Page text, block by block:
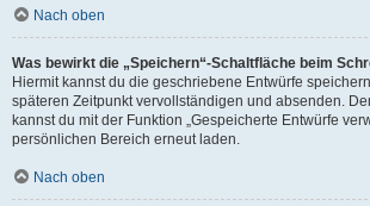
Nach oben
Was bewirkt die „Speichern“-Schaltfläche beim
Hiermit kannst du die geschriebene Entwürfe
späteren Zeitpunkt vervollständigen und absenden.
kannst du mit der Funktion „Gespeicherte Entwürfe
persönlichen Bereich erneut laden.
Nach oben